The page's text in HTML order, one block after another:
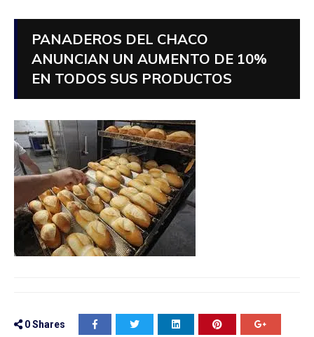
PANADEROS DEL CHACO
ANUNCIAN UN AUMENTO DE 10%
EN TODOS SUS PRODUCTOS
0Shares